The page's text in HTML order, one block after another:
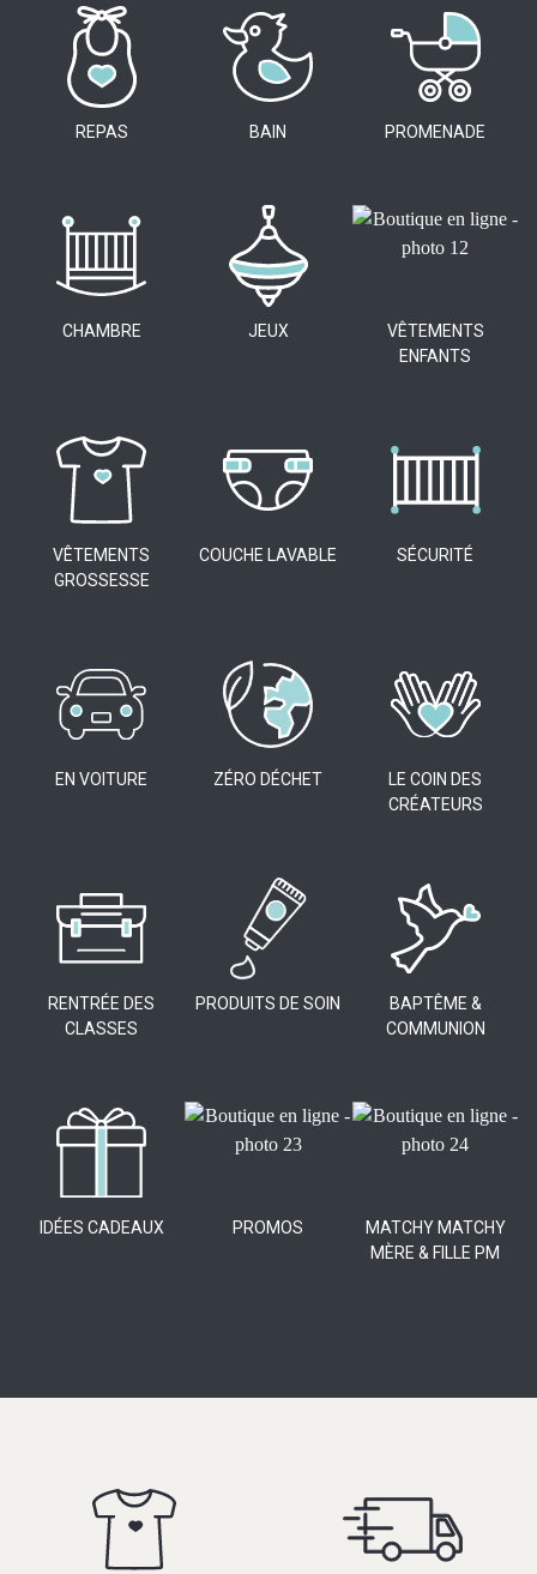
REPAS BAIN PROMENADE
CHAMBRE JEUX
VÊTEMENTS
ENFANTS
VÊTEMENTS
GROSSESSE
COUCHE LAVABLE SÉCURITÉ
EN VOITURE ZÉRO DÉCHET
LE COIN DES
CRÉATEURS
RENTRÉE DES
CLASSES
PRODUITS DE SOIN
BAPTÊME &
COMMUNION
IDÉES CADEAUX PROMOS
MATCHY MATCHY
MÈRE & FILLE PM